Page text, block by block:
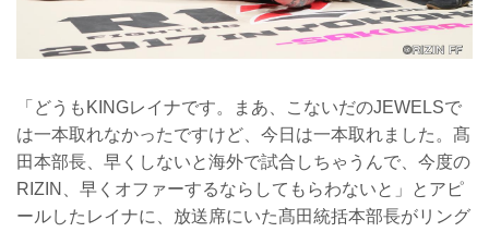
「どうもKINGレイナです。まあ、こないだのJEWELSで
は一本取れなかったですけど、今日は一本取れました。髙
田本部長、早くしないと海外で試合しちゃうんで、今度の
RIZIN、早くオファーするならしてもらわないと」とアピ
ールしたレイナに、放送席にいた髙田統括本部長がリング